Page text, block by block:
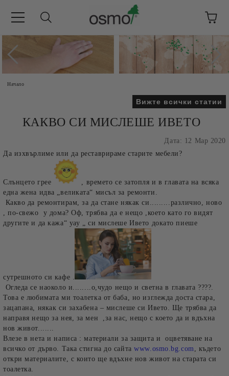
Начало
Вижте всички статии
КАКВО СИ МИСЛЕШЕ ИВЕТО
Дата: 12 Мар 2020
Да изхвърлиме или да реставрираме старите мебели?
Слънцето грее
, времето се затопля и в главата на всяка
една жена идва „великата“ мисъл за ремонти.
Какво да ремонтирам, за да стане някак си.........различно, ново
, по-свежо у дома? Оф, трябва да е нещо ,което като го видят
другите и да кажа“ уау „ си мислеше Ивето докато пиеше
сутрешното си кафе .
Огледа се наоколо и........о,чудо нещо и светна в главата ????.
Това е любимата ми тоалетка от баба, но изглежда доста стара,
зацапана, някак си захабена – мислеше си Ивето. Ще трябва да
направя нещо за нея, за мен ,за нас, нещо с което да и вдъхна
нов живот.......
Влезе в нета и написа : материали за защита и оцветяване на
всичко от дърво. Така стигна до сайтаwww.osmo.bg.com, където
откри материалите, с които ще вдъхне нов живот на старата си
тоалетка.